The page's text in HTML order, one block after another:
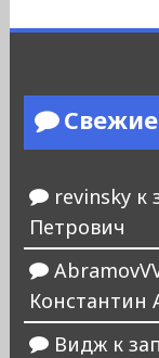
revinskyк
Петрович
Константин
Виджк